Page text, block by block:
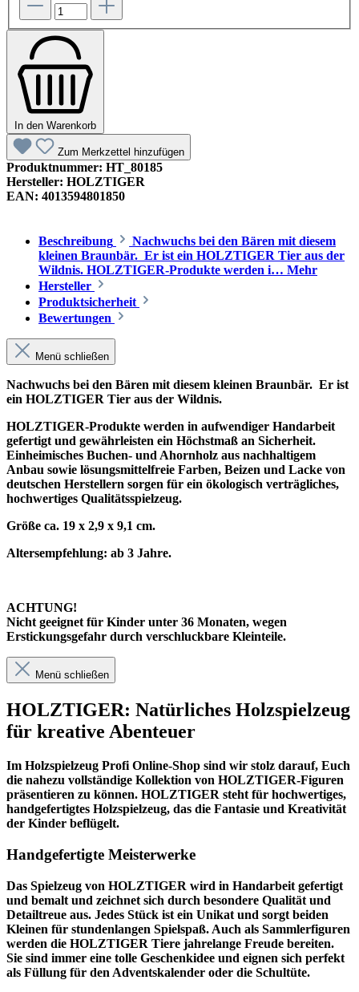
In den Warenkorb
Zum Merkzettel hinzufügen
Produktnummer: HT_80185
Hersteller: HOLZTIGER
EAN: 4013594801850
Beschreibung
Nachwuchs bei den Bären mit diesem
kleinen Braunbär. Er ist ein HOLZTIGER Tier aus der
Wildnis. HOLZTIGER-Produkte werden i… Mehr
Hersteller
Produktsicherheit
Bewertungen
Menü schließen
Nachwuchs bei den Bären mit diesem kleinen Braunbär. Er ist
ein HOLZTIGER Tier aus der Wildnis.
HOLZTIGER-Produkte werden in aufwendiger Handarbeit
gefertigt und gewährleisten ein Höchstmaß an Sicherheit.
Einheimisches Buchen- und Ahornholz aus nachhaltigem
Anbau sowie lösungsmittelfreie Farben, Beizen und Lacke von
deutschen Herstellern sorgen für ein ökologisch verträgliches,
hochwertiges Qualitätsspielzeug.
Größe ca. 19 x 2,9 x 9,1 cm.
Altersempfehlung: ab 3 Jahre.
ACHTUNG!
Nicht geeignet für Kinder unter 36 Monaten, wegen
Erstickungsgefahr durch verschluckbare Kleinteile.
Menü schließen
HOLZTIGER: Natürliches Holzspielzeug
für kreative Abenteuer
Im Holzspielzeug Profi Online-Shop sind wir stolz darauf, Euch
die nahezu vollständige Kollektion von HOLZTIGER-Figuren
präsentieren zu können. HOLZTIGER steht für hochwertiges,
handgefertigtes Holzspielzeug, das die Fantasie und Kreativität
der Kinder beflügelt.
Handgefertigte Meisterwerke
Das Spielzeug von HOLZTIGER wird in Handarbeit gefertigt
und bemalt und zeichnet sich durch besondere Qualität und
Detailtreue aus. Jedes Stück ist ein Unikat und sorgt beiden
Kleinen für stundenlangen Spielspaß. Auch als Sammlerfiguren
werden die HOLZTIGER Tiere jahrelange Freude bereiten.
Sie sind immer eine tolle Geschenkidee und eignen sich perfekt
als Füllung für den Adventskalender oder die Schultüte.